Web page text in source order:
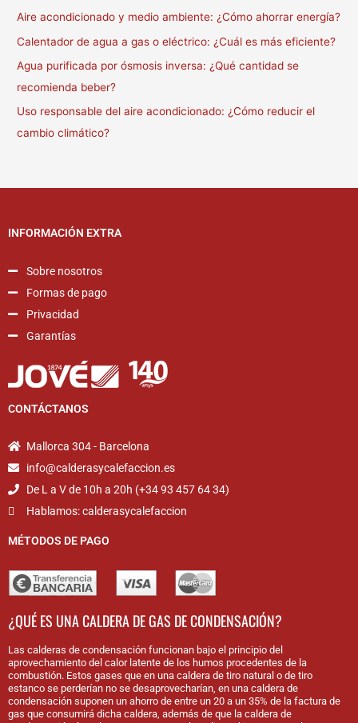
Aire acondicionado y medio ambiente: ¿Cómo ahorrar energía?
Calentador de agua a gas o eléctrico: ¿Cuál es más eficiente?
Agua purificada por ósmosis inversa: ¿Qué cantidad se
recomienda beber?
Uso responsable del aire acondicionado: ¿Cómo reducir el
cambio climático?
INFORMACIÓN EXTRA
Sobre nosotros
Formas de pago
Privacidad
Garantías
CONTÁCTANOS
Mallorca 304 - Barcelona
info@calderasycalefaccion.es
De L a V de 10h a 20h (+34 93 457 64 34)
Hablamos: calderasycalefaccion
MÉTODOS DE PAGO
¿QUÉ ES UNA CALDERA DE GAS DE CONDENSACIÓN?
Las calderas de condensación funcionan bajo el principio del
aprovechamiento del calor latente de los humos procedentes de la
combustión. Estos gases que en una caldera de tiro natural o de tiro
estanco se perderían no se desaprovecharían, en una caldera de
condensación suponen un ahorro de entre un 20 a un 35% de la factura de
gas que consumirá dicha caldera, además de que la caldera de